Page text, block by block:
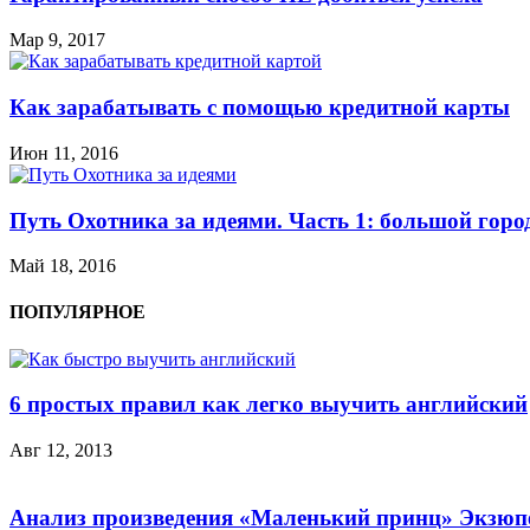
Мар 9, 2017
Как зарабатывать с помощью кредитной карты
Июн 11, 2016
Путь Охотника за идеями. Часть 1: большой
Май 18, 2016
ПОПУЛЯРНОЕ
6 простых правил как легко выучить английский
Авг 12, 2013
Анализ произведения «Маленький принц»